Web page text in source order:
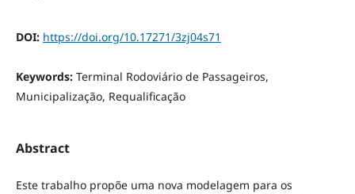
DOI: https://doi.org/10.17271/3zj04s71
Keywords: Terminal Rodoviário de Passageiros,
Municipalização, Requalificação
Abstract
Este trabalho propõe uma nova modelagem para os